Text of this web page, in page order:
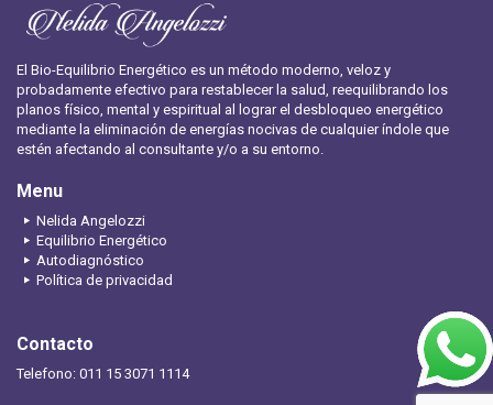
El Bio-Equilibrio Energético es un método moderno, veloz y
probadamente efectivo para restablecer la salud, reequilibrando los
planos físico, mental y espiritual al lograr el desbloqueo energético
mediante la eliminación de energías nocivas de cualquier índole que
estén afectando al consultante y/o a su entorno.
Menu
Nelida Angelozzi
Equilibrio Energético
Autodiagnóstico
Política de privacidad
Contacto
Telefono: 011 15 3071 1114